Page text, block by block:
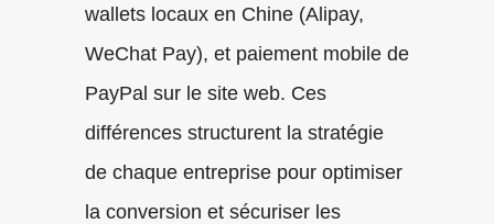
wallets locaux en Chine (Alipay,
WeChat Pay), et paiement mobile de
PayPal sur le site web. Ces
différences structurent la stratégie
de chaque entreprise pour optimiser
la conversion et sécuriser les